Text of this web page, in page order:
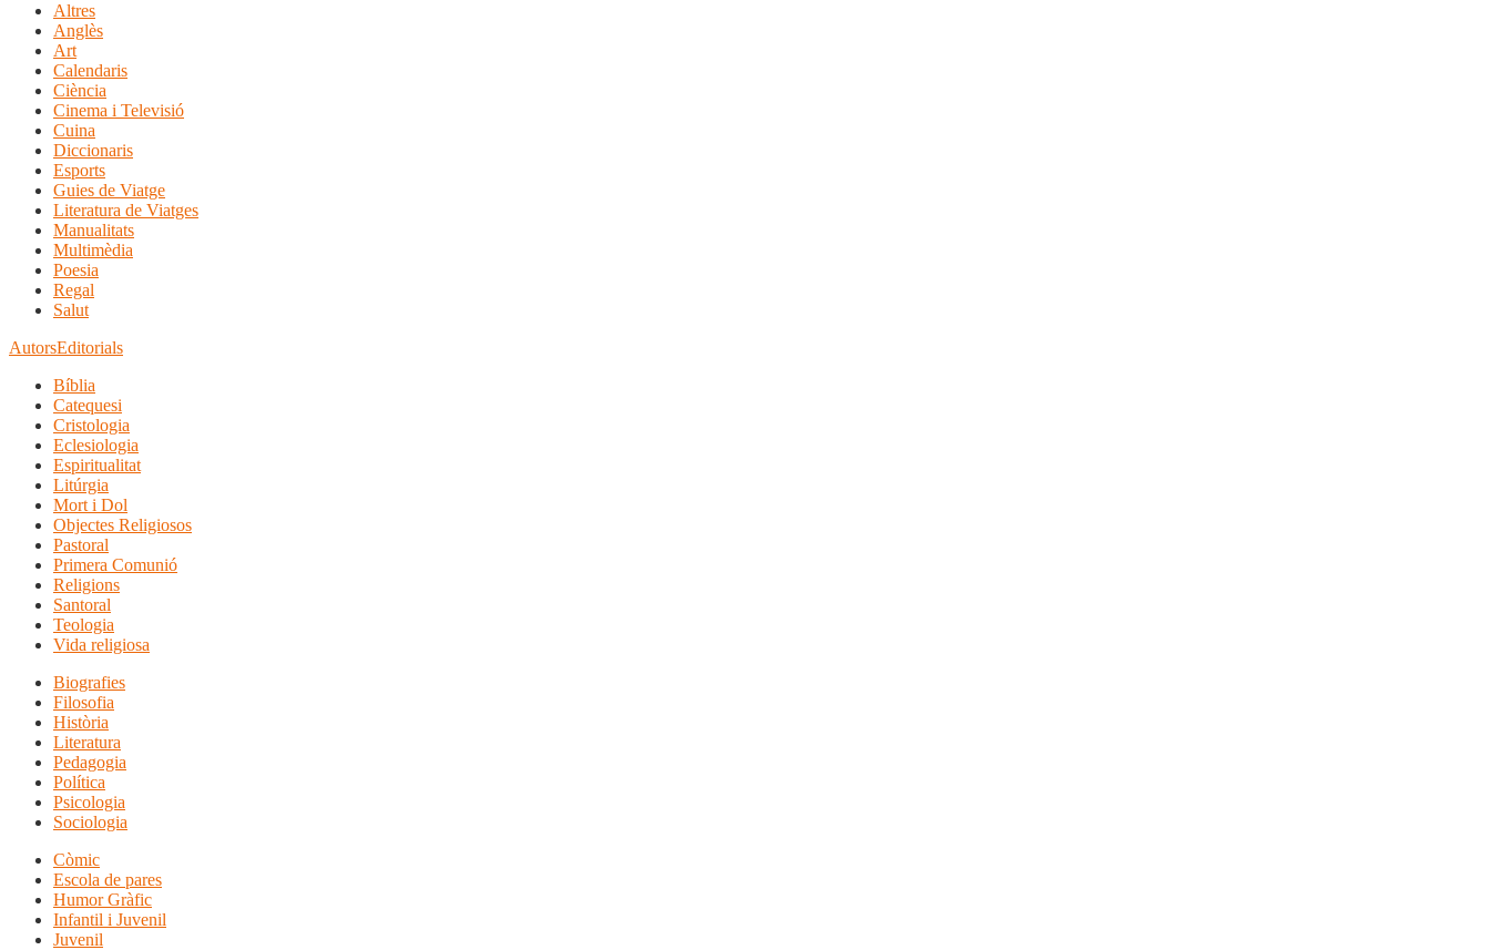
Altres
Anglès
Art
Calendaris
Ciència
Cinema i Televisió
Cuina
Diccionaris
Esports
Guies de Viatge
Literatura de Viatges
Manualitats
Multimèdia
Poesia
Regal
Salut
AutorsEditorials
Bíblia
Catequesi
Cristologia
Eclesiologia
Espiritualitat
Litúrgia
Mort i Dol
Objectes Religiosos
Pastoral
Primera Comunió
Religions
Santoral
Teologia
Vida religiosa
Biografies
Filosofia
Història
Literatura
Pedagogia
Política
Psicologia
Sociologia
Còmic
Escola de pares
Humor Gràfic
Infantil i Juvenil
Juvenil